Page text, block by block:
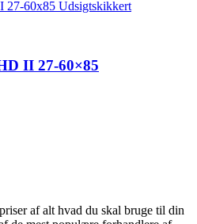
II 27-60×85
af alt hvad du skal bruge til din